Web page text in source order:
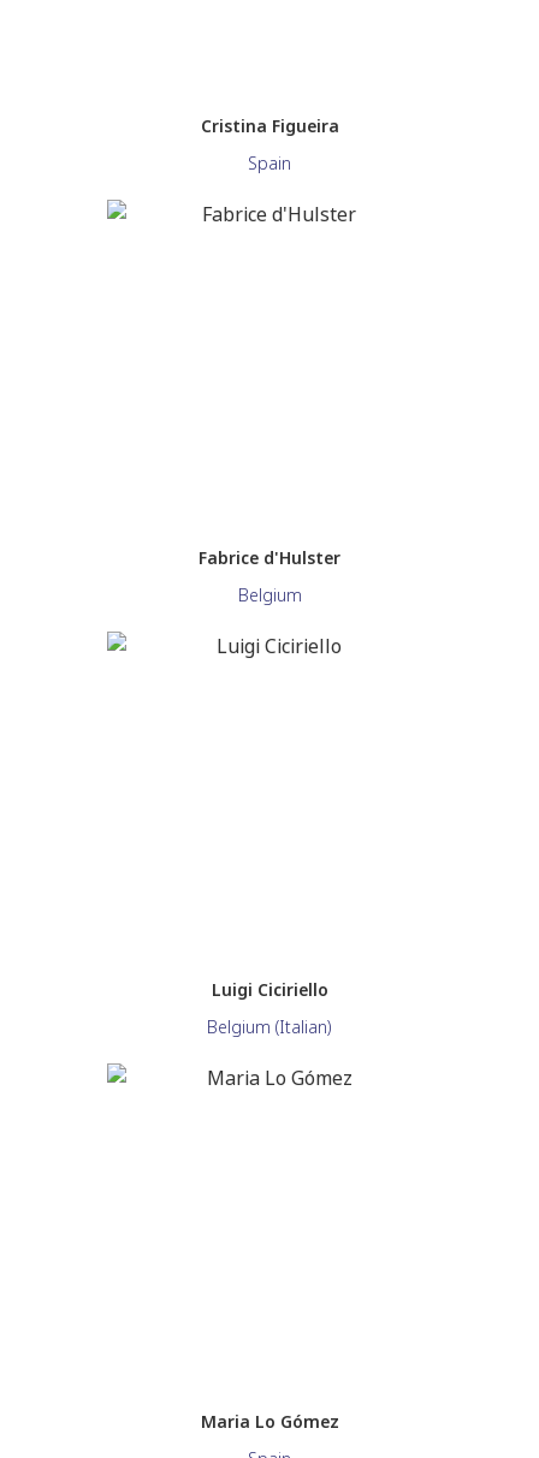
Cristina Figueira
Spain
Fabrice d'Hulster
Belgium
Luigi Ciciriello
Belgium (Italian)
Maria Lo Gómez